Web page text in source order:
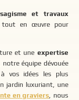
et travaux
tout en œuvre pour
et une expertise
, notre équipe dévouée
vos idées les plus
jardin luxuriant, une
en graviers , nous